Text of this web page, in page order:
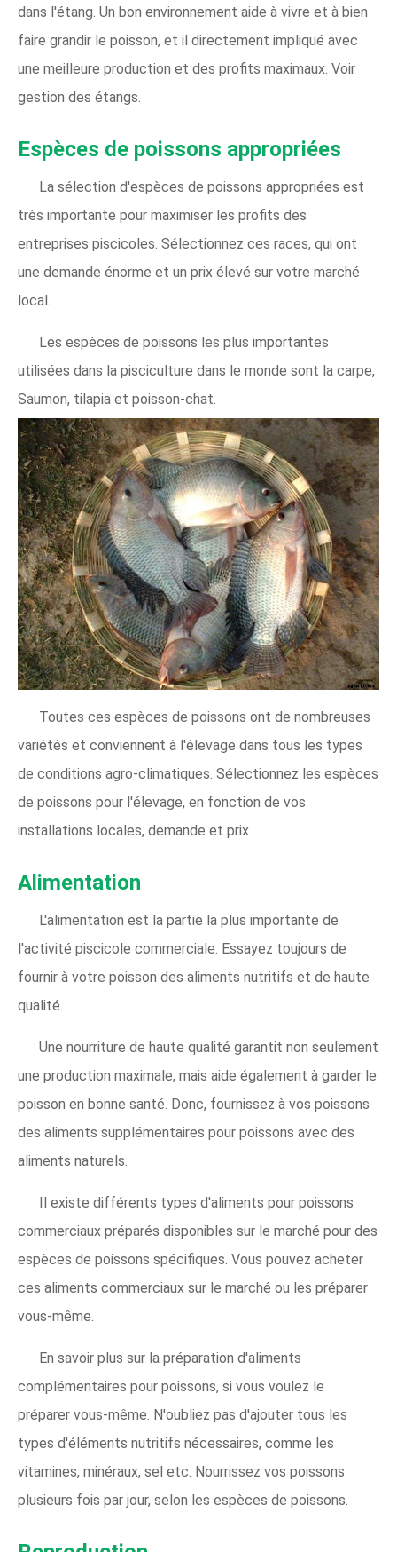
dans l'étang. Un bon environnement aide à vivre et à bien
faire grandir le poisson, et il directement impliqué avec
une meilleure production et des profits maximaux. Voir
gestion des étangs.
Espèces de poissons appropriées
La sélection d'espèces de poissons appropriées est
très importante pour maximiser les profits des
entreprises piscicoles. Sélectionnez ces races, qui ont
une demande énorme et un prix élevé sur votre marché
local.
Les espèces de poissons les plus importantes
utilisées dans la pisciculture dans le monde sont la carpe,
Saumon, tilapia et poisson-chat.
Toutes ces espèces de poissons ont de nombreuses
variétés et conviennent à l'élevage dans tous les types
de conditions agro-climatiques. Sélectionnez les espèces
de poissons pour l'élevage, en fonction de vos
installations locales, demande et prix.
Alimentation
L'alimentation est la partie la plus importante de
l'activité piscicole commerciale. Essayez toujours de
fournir à votre poisson des aliments nutritifs et de haute
qualité.
Une nourriture de haute qualité garantit non seulement
une production maximale, mais aide également à garder le
poisson en bonne santé. Donc, fournissez à vos poissons
des aliments supplémentaires pour poissons avec des
aliments naturels.
Il existe différents types d'aliments pour poissons
commerciaux préparés disponibles sur le marché pour des
espèces de poissons spécifiques. Vous pouvez acheter
ces aliments commerciaux sur le marché ou les préparer
vous-même.
En savoir plus sur la préparation d'aliments
complémentaires pour poissons, si vous voulez le
préparer vous-même. N'oubliez pas d'ajouter tous les
types d'éléments nutritifs nécessaires, comme les
vitamines, minéraux, sel etc. Nourrissez vos poissons
plusieurs fois par jour, selon les espèces de poissons.